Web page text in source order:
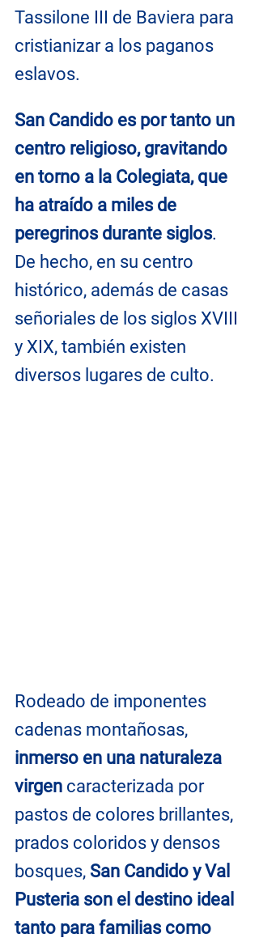
Tassilone III de Baviera para
cristianizar a los paganos
eslavos.
San Candido es por tanto un
centro religioso, gravitando
en torno a la Colegiata, que
ha atraído a miles de
peregrinos durante siglos.
De hecho, en su centro
histórico, además de casas
señoriales de los siglos XVIII
y XIX, también existen
diversos lugares de culto.
Rodeado de imponentes
cadenas montañosas,
inmerso en una naturaleza
virgen caracterizada por
pastos de colores brillantes,
prados coloridos y densos
bosques, San Candido y Val
Pusteria son el destino ideal
tanto para familias como